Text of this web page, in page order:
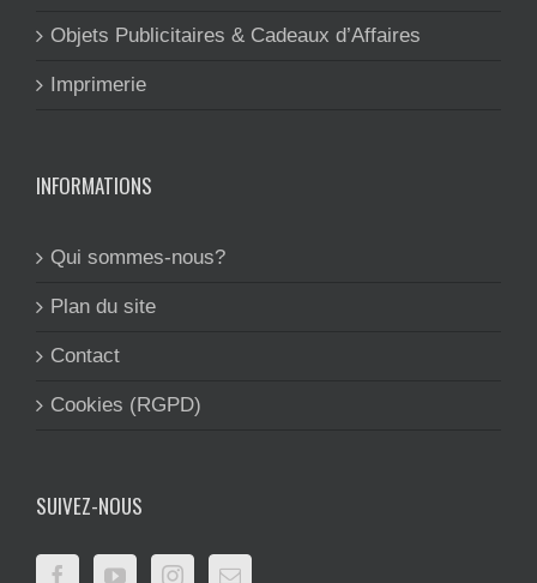
Objets Publicitaires & Cadeaux d’Affaires
Imprimerie
INFORMATIONS
Qui sommes-nous?
Plan du site
Contact
Cookies (RGPD)
SUIVEZ-NOUS